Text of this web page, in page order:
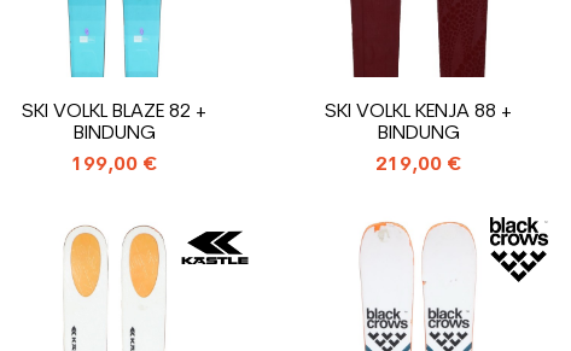
SKI VOLKL BLAZE 82 +
BINDUNG
199,00 €
SKI VOLKL KENJA 88 +
BINDUNG
219,00 €